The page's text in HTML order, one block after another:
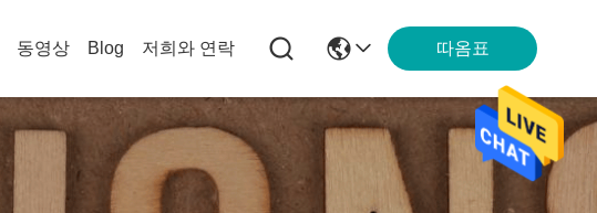
동영상 Blog 저희와 연락 따옴표